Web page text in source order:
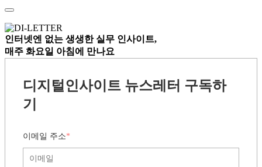
인터넷엔 없는 생생한 실무 인사이트,
매주 화요일 아침에 만나요
디지털인사이트 뉴스레터 구독하
기
이메일 주소*